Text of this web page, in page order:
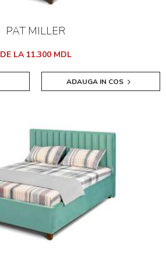
PAT MILLER
DE LA 11.300 MDL
ADAUGA IN COS